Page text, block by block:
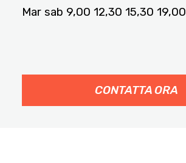
Mar sab 9,00 12,30 15,30 19,00
CONTATTA ORA